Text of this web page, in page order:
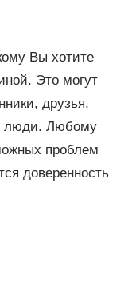
Вы хотите
Это могут
друзья,
люди. Любому
проблем
доверенность